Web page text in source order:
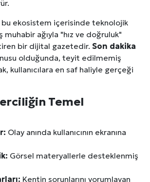
bu ekosistem içerisinde teknolojik
muhabir ağıyla "hız ve doğruluk"
bir dijital gazetedir. Son dakika
olduğunda, teyit edilmemiş
kullanıcılara en saf haliyle gerçeği
Temel
Olay anında kullanıcının ekranına
Görsel materyallerle desteklenmiş
Kentin sorunlarını yorumlayan